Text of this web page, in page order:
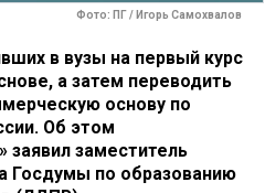
Фото: ПГ / Игорь Самохвалов
в вузы на первый курс
а затем переводить
основу по
Об этом
заявил заместитель
Госдумы по образованию